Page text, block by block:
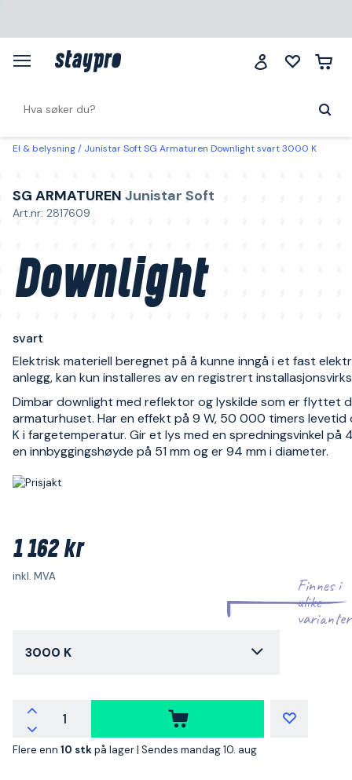
El & belysning Junistar Soft SG Armaturen Downlight svart 3000 K
SG ARMATUREN Junistar Soft
Art.nr: 2817609
Downlight
svart
Elektrisk materiell beregnet på å kunne inngå i et fast
anlegg, kan kun installeres av en registrert
Dimbar downlight med reflektor og lyskilde som er flyttet
armaturhuset. Har en effekt på 9 W, 50 000 timers
K i fargetemperatur. Gir et lys med en spredningsvinkel på
en innbyggingshøyde på 51 mm og er 94 mm i diameter.
1 162 kr
inkl. MVA
Finnes i
ulike
varianter
3000 K
Flere enn 10 stkpå lager | Sendes mandag 10. aug